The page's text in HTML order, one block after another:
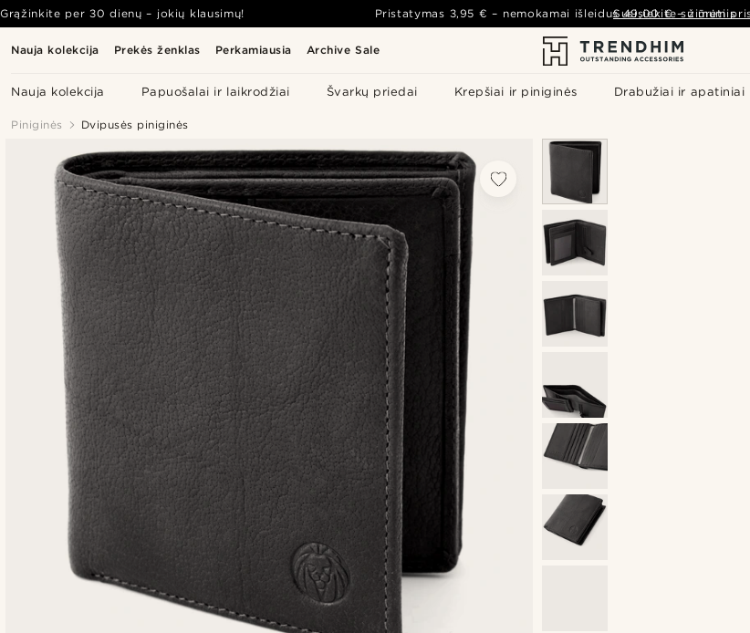
Nauja kolekcija Prekės ženklas Perkamiausia Archive Sale
Nauja kolekcija Papuošalai ir laikrodžiai Švarkų priedai Krepšiai ir piniginės Drabužiai ir apatiniai
Grąžinkite per 30 dienų – jokių klausimų! Pristatymas 3,95 € – nemokamai išleidus49,00 € – žiūrėti
Susisiekite su mumis
Piniginės Dvipusės piniginės